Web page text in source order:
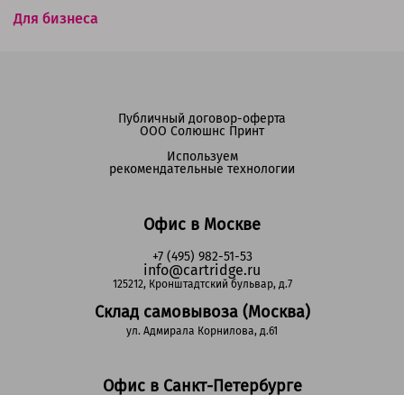
Для бизнеса
Офис в Москве
+7 (495) 982-51-53
info@cartridge.ru
125212, Кронштадтский бульвар, д.7
Склад самовывоза (Москва)
ул. Адмирала Корнилова, д.61
Офис в Санкт-Петербурге
Публичный договор-оферта
ООО Солюшнс Принт
Используем
рекомендательные технологии